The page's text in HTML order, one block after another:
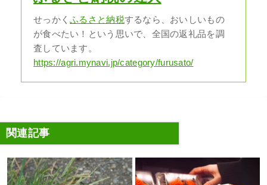
せっかくふるさと納税するなら、おいしいもの
が食べたい！という思いで、全国の返礼品を調
査しています。
https://agri.mynavi.jp/category/furusato/
関連記事